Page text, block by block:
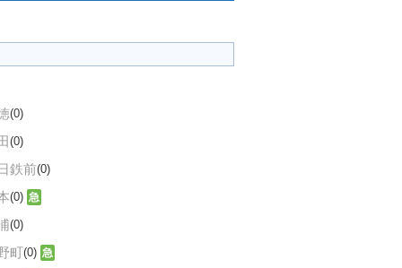
(0)
(0)
鉄前(0)
(0) 急
(0)
町(0) 急